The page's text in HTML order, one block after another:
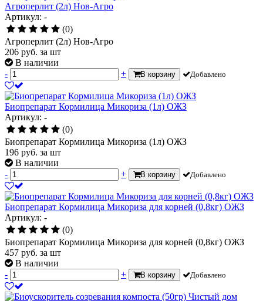
Агроперлит (2л) Нов-Агро
Артикул: -
(0)
Агроперлит (2л) Нов-Агро
206 руб. за шт
В наличии
-
+ В корзину Добавлено
Биопрепарат Кормилица Микориза (1л) ОЖЗ
Артикул: -
(0)
Биопрепарат Кормилица Микориза (1л) ОЖЗ
196 руб. за шт
В наличии
-
+ В корзину Добавлено
Биопрепарат Кормилица Микориза для корней (0,8кг) ОЖЗ
Артикул: -
(0)
Биопрепарат Кормилица Микориза для корней (0,8кг) ОЖЗ
457 руб. за шт
В наличии
-
+ В корзину Добавлено